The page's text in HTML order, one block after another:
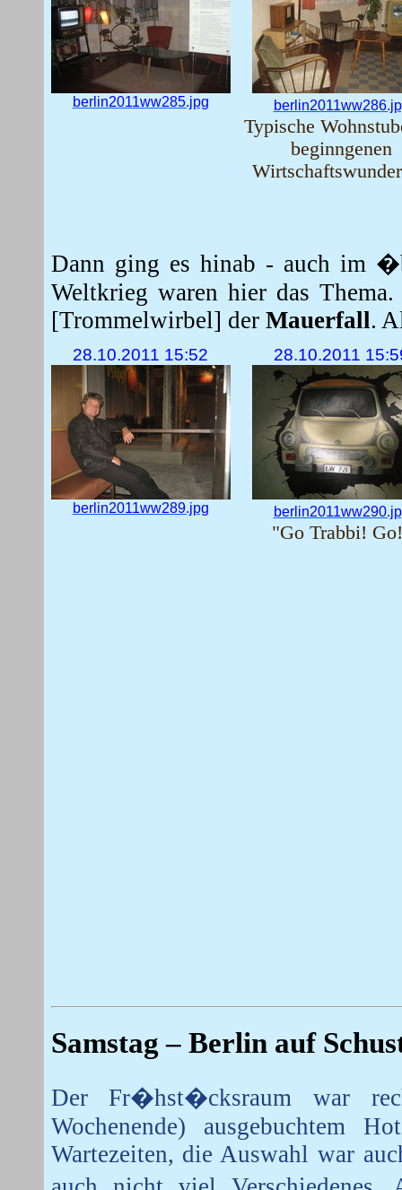
berlin2011ww285.jpg
Typische
beginngenen
Dann ging es hinab - auch im
Weltkrieg waren hier das
[Trommelwirbel] der Mauerfall.
28.10.2011 15:52
berlin2011ww289.jpg
28.10.2011
"Go Trabbi!
Samstag – Berlin auf
Der Fr�hst�cksraum war
Wochenende) ausgebuchtem
Wartezeiten, die Auswahl war